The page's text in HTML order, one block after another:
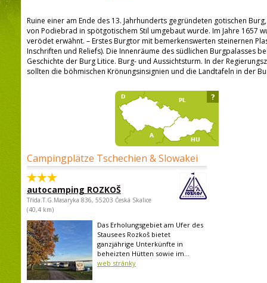
Ruine einer am Ende des 13. Jahrhunderts gegründeten gotischen
von Podiebrad in spötgotischem Stil umgebaut wurde. Im Jahre 1657
verödet erwähnt. – Erstes Burgtor mit bemerkenswerten steinernen
Inschriften und Reliefs). Die Innenräume des südlichen Burgpalasses
Geschichte der Burg Litice. Burg- und Aussichtsturm. In der
sollten die böhmischen Krönungsinsignien und die Landtafeln in der
Campingplätze Tschechien & Slowakei
autocamping ROZKOŠ
Třída.T.G.Masaryka 836, 55203 Česká Skalice
(40,4 km)
Das Erholungsgebiet am Ufer des
Stausees Rozkoš bietet
ganzjährige Unterkünfte in
beheizten Hütten sowie im...
web stránky
?